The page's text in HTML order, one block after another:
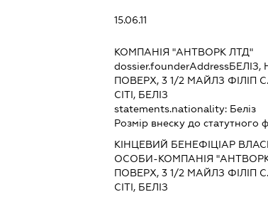
15.06.11
КОМПАНІЯ "АНТВОРК ЛТД"
dossier.founderAddressБЕЛІЗ,
ПОВЕРХ, 3 1/2 МАЙЛЗ ФІЛІП
СІТІ, БЕЛІЗ
statements.nationality: Беліз
Розмір внеску до статутного
КІНЦЕВИЙ БЕНЕФІЦІАР
ОСОБИ-КОМПАНІЯ "АНТВОРК
ПОВЕРХ, 3 1/2 МАЙЛЗ ФІЛІП
СІТІ, БЕЛІЗ